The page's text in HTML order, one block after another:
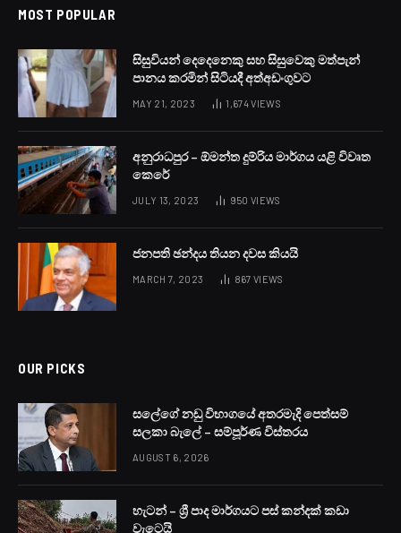
1 MIN READ
ජාත්‍යන්තර මූල්‍ය අරමුදල හා ශ්‍රී ලංකාව අතර කාර්ය මණ්ඩල
මට්ටමේ ගිවිසුම ඉදිරි දින කිහිපය ඇතුලත අත්සන් කිරීමට
නියමිත බව ජනාධිපති කාර්යාලයේ ජ්‍යෙෂ්ඨ ප්‍රකාශකයෙක්
පැවසීය.